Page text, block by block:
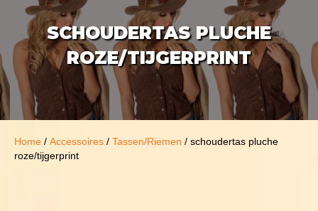
SCHOUDERTAS PLUCHE
ROZE/TIJGERPRINT
Home / Accessoires / Tassen/Riemen / schoudertas pluche
roze/tijgerprint